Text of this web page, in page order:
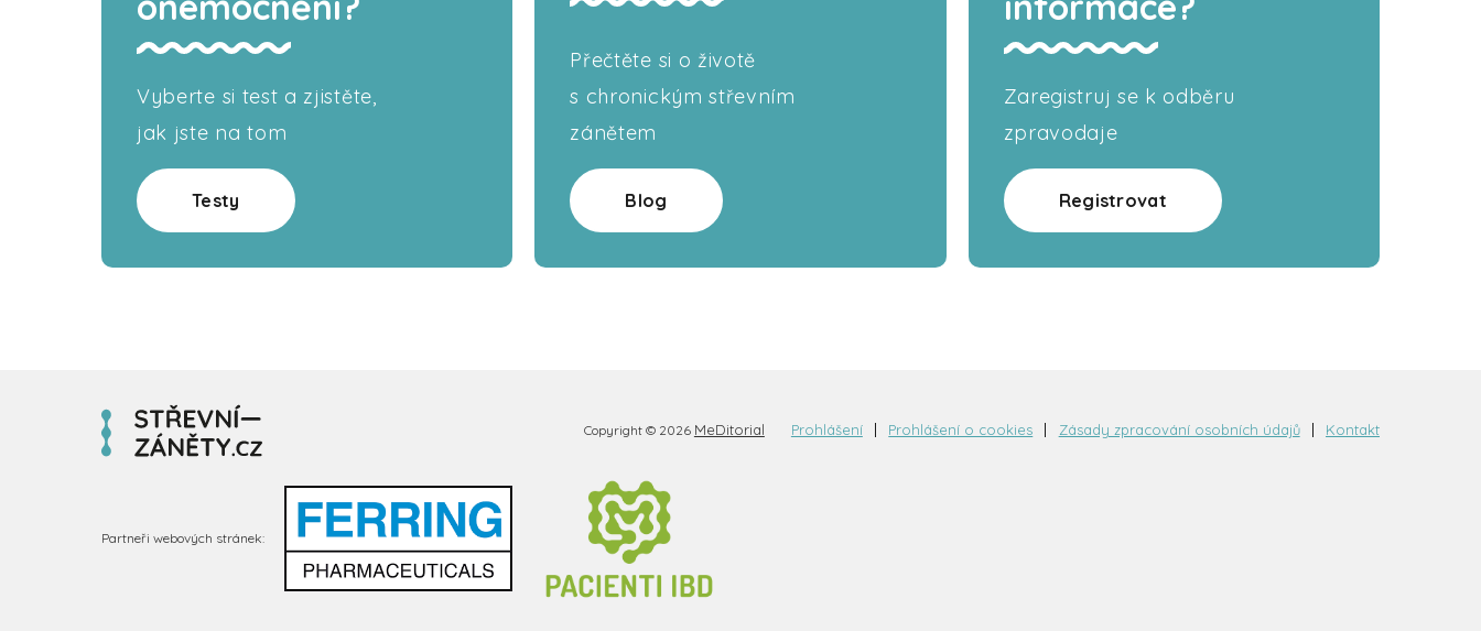
Vyberte si test a zjistěte,
jak jste na tom
Testy
Přečtěte si o životě
s chronickým střevním
zánětem
Blog
Zaregistruj se k odběru
zpravodaje
Registrovat
Copyright © 2026 MeDitorial Prohlášení Prohlášení o cookies Zásady zpracování osobních údajů Kontakt
Partneři webových stránek: